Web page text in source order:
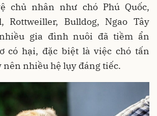
chủ nhân như chó Phú Quốc,
Rottweiller, Bulldog, Ngao Tây
gia đình nuôi đã tiềm ẩn
có hại, đặc biệt là việc chó tấn
nên nhiều hệ lụy đáng tiếc.